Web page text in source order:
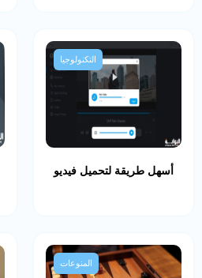
التكنولوجيا
أسهل طريقة لتحميل فيديو
المنوعات